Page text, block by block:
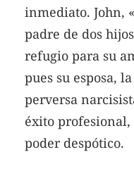
inmediato. John,
padre de dos
refugio para su
pues su esposa,
perversa
éxito profesional,
poder despótico.